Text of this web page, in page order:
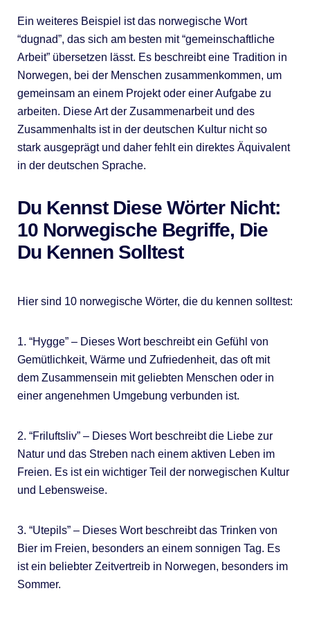
Ein weiteres Beispiel ist das norwegische Wort
“dugnad”, das sich am besten mit “gemeinschaftliche
Arbeit” übersetzen lässt. Es beschreibt eine Tradition in
Norwegen, bei der Menschen zusammenkommen, um
gemeinsam an einem Projekt oder einer Aufgabe zu
arbeiten. Diese Art der Zusammenarbeit und des
Zusammenhalts ist in der deutschen Kultur nicht so
stark ausgeprägt und daher fehlt ein direktes Äquivalent
in der deutschen Sprache.
Du Kennst Diese Wörter Nicht:
10 Norwegische Begriffe, Die
Du Kennen Solltest
Hier sind 10 norwegische Wörter, die du kennen solltest:
1. “Hygge” – Dieses Wort beschreibt ein Gefühl von
Gemütlichkeit, Wärme und Zufriedenheit, das oft mit
dem Zusammensein mit geliebten Menschen oder in
einer angenehmen Umgebung verbunden ist.
2. “Friluftsliv” – Dieses Wort beschreibt die Liebe zur
Natur und das Streben nach einem aktiven Leben im
Freien. Es ist ein wichtiger Teil der norwegischen Kultur
und Lebensweise.
3. “Utepils” – Dieses Wort beschreibt das Trinken von
Bier im Freien, besonders an einem sonnigen Tag. Es
ist ein beliebter Zeitvertreib in Norwegen, besonders im
Sommer.